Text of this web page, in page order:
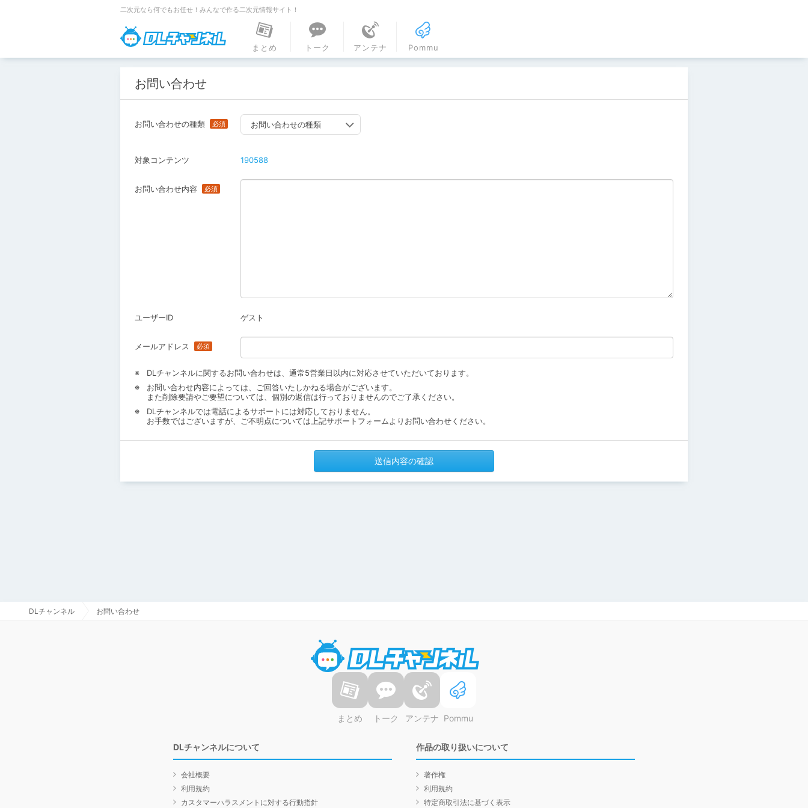
二次元なら何でもお任せ！みんなで作る二次元情報サイト！
DLチャンネル
まとめ
トーク アンテナ Pommu
お問い合わせ
お問い合わせの種類 お問い合わせの種類
対象コンテンツ 190588
お問い合わせ内容
ユーザーID ゲスト
メールアドレス
DLチャンネルに関するお問い合わせは、通常5営業日以内に対応させていただいております。
お問い合わせ内容によっては、ご回答いたしかねる場合がございます。
また削除要請やご要望については、個別の返信は行っておりませんのでご了承ください。
DLチャンネルでは電話によるサポートには対応しておりません。
お手数ではございますが、ご不明点については上記サポートフォームよりお問い合わせください。
送信内容の確認
DLチャンネル お問い合わせ
まとめ トーク アンテナ Pommu
DLチャンネルについて
会社概要
利用規約
カスタマーハラスメントに対する行動指針
作品の取り扱いについて
著作権
利用規約
特定商取引法に基づく表示